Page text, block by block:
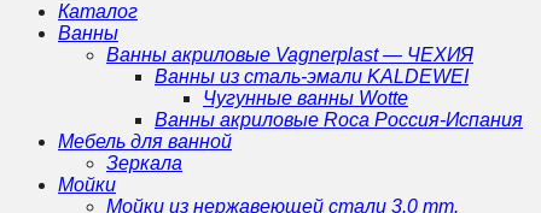
Каталог
Ванны
Ванны акриловые Vagnerplast — ЧЕХИЯ
Ванны из сталь-эмали KALDEWEI
Чугунные ванны Wotte
Ванны акриловые Roca Россия-Испания
Мебель для ванной
Зеркала
Мойки
Мойки из нержавеющей стали 3.0 mm.